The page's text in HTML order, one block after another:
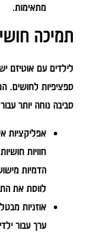
מתאימות.
תמיכה
לילדים עם אוטיזם
ספציפיות לחושים.
סביבה נוחה יותר
אפליקציות
חוויות
הדמיות
לווסת את
אוזניות
ערך עבור